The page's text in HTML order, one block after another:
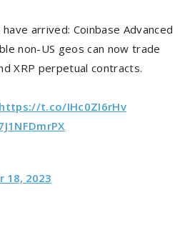
arrived: Coinbase Advanced
non-US geos can now trade
XRP perpetual contracts.
https://t.co/IHc0ZI6rHv
18, 2023